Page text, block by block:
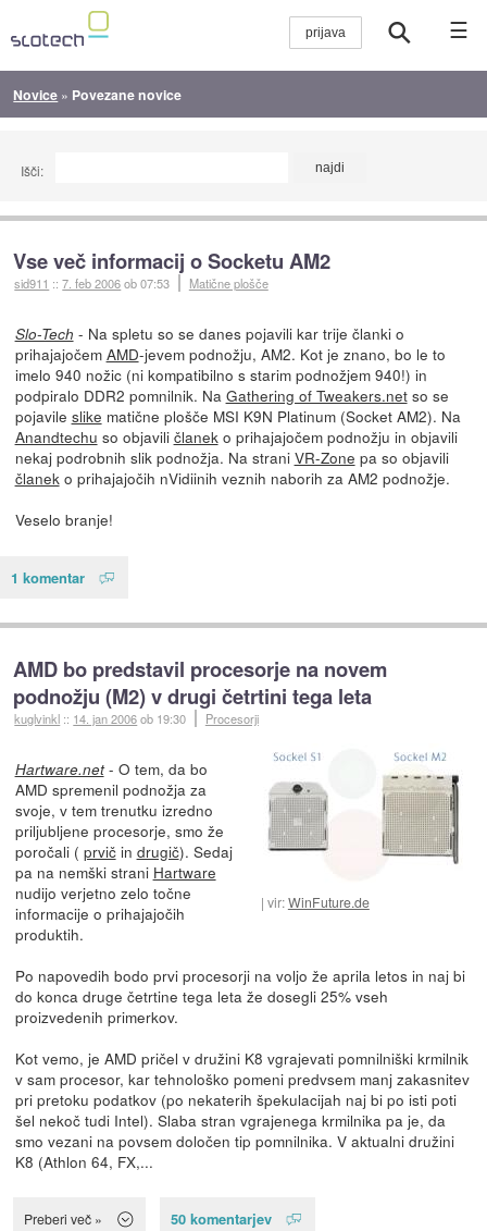
☰
Novice » Povezane novice
Išči:
Vse več informacij o Socketu AM2
sid911 ::7. feb 2006ob 07:53 Matične plošče
Slo-Tech - Na spletu so se danes pojavili kar trije članki o
prihajajočem AMD-jevem podnožju, AM2. Kot je znano, bo le to
imelo 940 nožic (ni kompatibilno s starim podnožjem 940!) in
podpiralo DDR2 pomnilnik. Na Gathering of Tweakers.netso se
pojavile slike matične plošče MSI K9N Platinum (Socket AM2). Na
Anandtechu so objavili članeko prihajajočem podnožju in objavili
nekaj podrobnih slik podnožja. Na strani VR-Zone pa so objavili
članeko prihajajočih nVidiinih veznih naborih za AM2 podnožje.
Veselo branje!
1 komentar
AMD bo predstavil procesorje na novem
podnožju (M2) v drugi četrtini tega leta
kuglvinkl :: 14. jan 2006ob 19:30 Procesorji
vir:WinFuture.de
Hartware.net- O tem, da bo
AMD spremenil podnožja za
svoje, v tem trenutku izredno
priljubljene procesorje, smo že
poročali ( prvičin drugič). Sedaj
pa na nemški strani Hartware
nudijo verjetno zelo točne
informacije o prihajajočih
produktih.
Po napovedih bodo prvi procesorji na voljo že aprila letos in naj bi
do konca druge četrtine tega leta že dosegli 25% vseh
proizvedenih primerkov.
Kot vemo, je AMD pričel v družini K8 vgrajevati pomnilniški krmilnik
v sam procesor, kar tehnološko pomeni predvsem manj zakasnitev
pri pretoku podatkov (po nekaterih špekulacijah naj bi po isti poti
šel nekoč tudi Intel). Slaba stran vgrajenega krmilnika pa je, da
smo vezani na povsem določen tip pomnilnika. V aktualni družini
K8 (Athlon 64, FX,...
Preberi več » 50 komentarjev